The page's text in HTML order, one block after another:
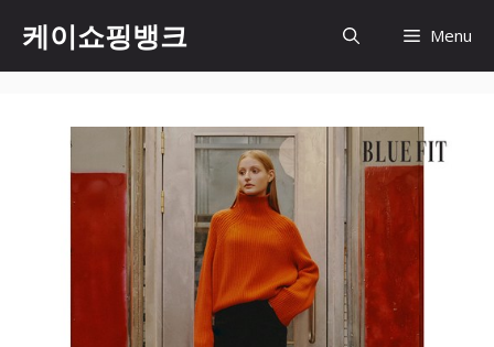
content
케이쇼핑뱅크 Menu